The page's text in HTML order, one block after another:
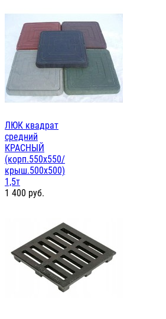
ЛЮК квадрат
средний
КРАСНЫЙ
(корп.550х550/
крыш.500х500)
1,5т
1 400 руб.